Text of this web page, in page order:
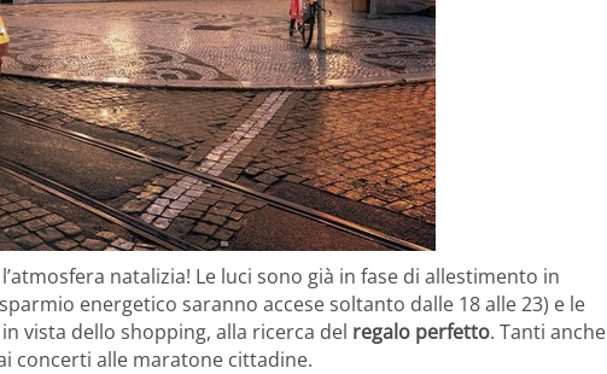
natalizia! Le luci sono già in fase di allestimento in
energetico saranno accese soltanto dalle 18 alle 23) e le
vista dello shopping, alla ricerca del regalo perfetto. Tanti anche
concerti alle maratone cittadine.